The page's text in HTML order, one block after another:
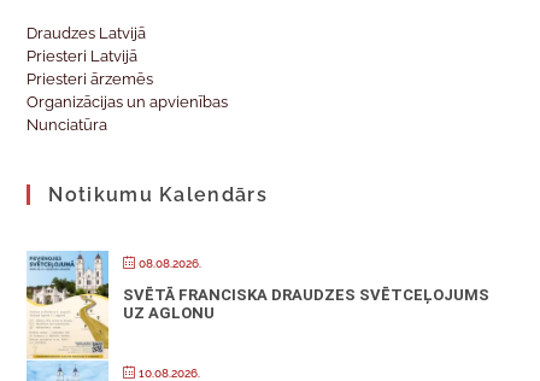
Draudzes Latvijā
Priesteri Latvijā
Priesteri ārzemēs
Organizācijas un apvienības
Nunciatūra
Notikumu Kalendārs
08.08.2026.
SVĒTĀ FRANCISKA DRAUDZES SVĒTCEĻOJUMS
UZ AGLONU
10.08.2026.